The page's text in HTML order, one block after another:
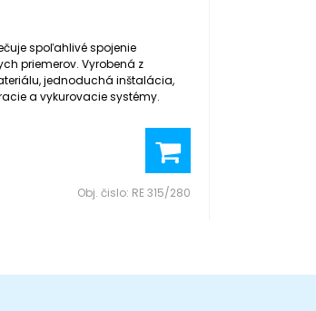
spoľahlivé spojenie
priemerov. Vyrobená z
jednoduchá inštalácia,
a vykurovacie systémy.
Obj. čislo: RE 315/280